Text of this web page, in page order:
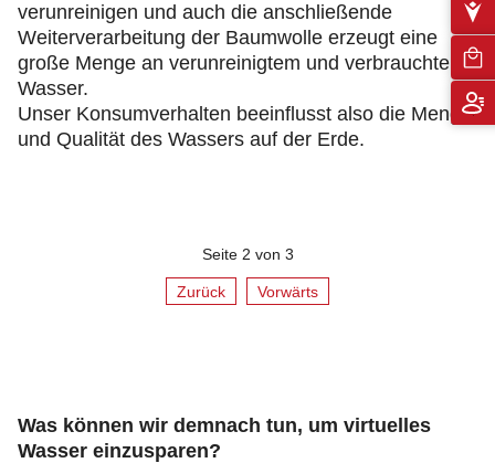
verunreinigen und auch die anschließende
Weiterverarbeitung der Baumwolle erzeugt eine
große Menge an verunreinigtem und verbrauchtem
Wasser.
Unser Konsumverhalten beeinflusst also die Menge
und Qualität des Wassers auf der Erde.
Seite 2 von 3
Zurück Vorwärts
Was können wir demnach tun, um virtuelles
Wasser einzusparen?